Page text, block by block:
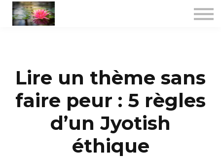
Formations certifiantes
Se connecter
Lire un thème sans
faire peur : 5 règles
d’un Jyotish
éthique